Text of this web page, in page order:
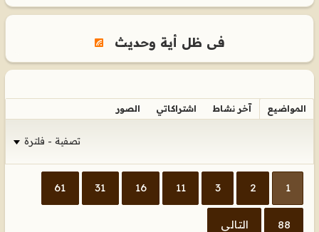
فى ظل أية وحديث
المواضيع آخر نشاط اشتراكاتي الصور
تصفية - فلترة
1
2
3
11
16
31
61
88 التالي